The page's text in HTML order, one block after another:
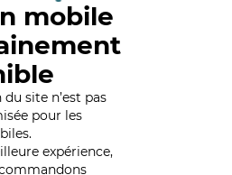
mobile
site n’est pas
pour les
expérience,